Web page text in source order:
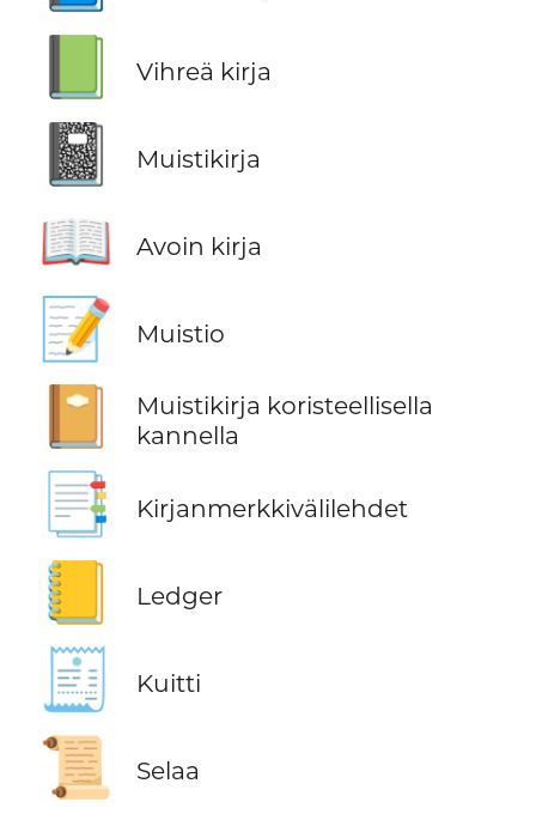
Vihreä kirja
📓 Muistikirja
📖 Avoin kirja
📝 Muistio
📔
Muistikirja koristeellisella
kannella
📑 Kirjanmerkkivälilehdet
📒 Ledger
🧾 Kuitti
📜 Selaa